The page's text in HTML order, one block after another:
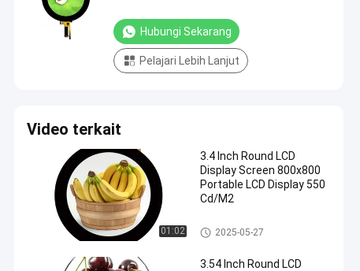
Hubungi Sekarang
Pelajari Lebih Lanjut
Video terkait
01:02
3.4 Inch Round LCD
Display Screen 800x800
Portable LCD Display 550
Cd/M2
Layar LCD Bulat
2025-05-27
3.54 Inch Round LCD